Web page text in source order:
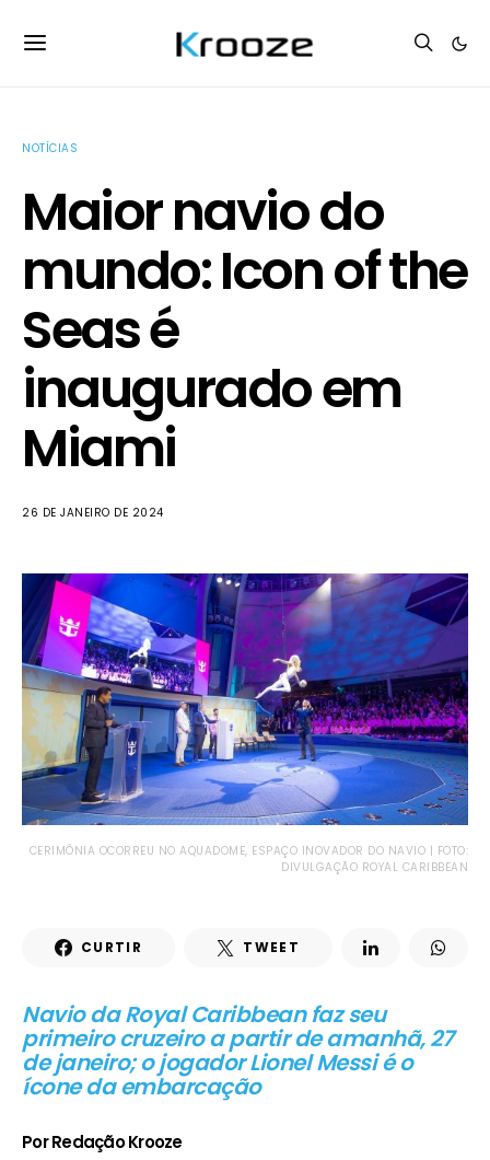
NOTÍCIAS
Maior navio do
mundo: Icon of the
Seas é
inaugurado em
Miami
26 DE JANEIRO DE 2024
CERIMÔNIA OCORREU NO AQUADOME, ESPAÇO INOVADOR DO NAVIO | FOTO:
DIVULGAÇÃO ROYAL CARIBBEAN
CURTIR TWEET
Navio da Royal Caribbean faz seu
primeiro cruzeiro a partir de amanhã, 27
de janeiro; o jogador Lionel Messi é o
ícone da embarcação
Por Redação Krooze